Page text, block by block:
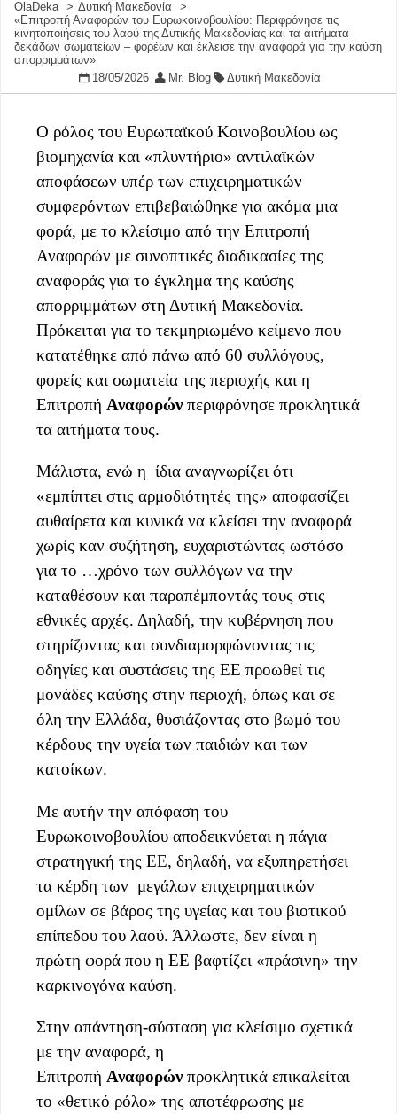
OlaDeka
Δυτική Μακεδονία
«Επιτροπή Αναφορών του Ευρωκοινοβουλίου: Περιφρόνησε τις
κινητοποιήσεις του λαού της Δυτικής Μακεδονίας και τα αιτήματα
δεκάδων σωματείων – φορέων και έκλεισε την αναφορά για την καύση
απορριμμάτων»
18/05/2026
Mr. Blog Δυτική Μακεδονία
Ο ρόλος του Ευρωπαϊκού Κοινοβουλίου ως
βιομηχανία και «πλυντήριο» αντιλαϊκών
αποφάσεων υπέρ των επιχειρηματικών
συμφερόντων επιβεβαιώθηκε για ακόμα μια
φορά, με το κλείσιμο από την Επιτροπή
Αναφορών με συνοπτικές διαδικασίες της
αναφοράς για το έγκλημα της καύσης
απορριμμάτων στη Δυτική Μακεδονία.
Πρόκειται για το τεκμηριωμένο κείμενο που
κατατέθηκε από πάνω από 60 συλλόγους,
φορείς και σωματεία της περιοχής και η
Επιτροπή Αναφορώνπεριφρόνησε προκλητικά
τα αιτήματα τους.
Μάλιστα, ενώ η ίδια αναγνωρίζει ότι
«εμπίπτει στις αρμοδιότητές της» αποφασίζει
αυθαίρετα και κυνικά να κλείσει την αναφορά
χωρίς καν συζήτηση, ευχαριστώντας ωστόσο
για το …χρόνο των συλλόγων να την
καταθέσουν και παραπέμποντάς τους στις
εθνικές αρχές. Δηλαδή, την κυβέρνηση που
στηρίζοντας και συνδιαμορφώνοντας τις
οδηγίες και συστάσεις της ΕΕ προωθεί τις
μονάδες καύσης στην περιοχή, όπως και σε
όλη την Ελλάδα, θυσιάζοντας στο βωμό του
κέρδους την υγεία των παιδιών και των
κατοίκων.
Με αυτήν την απόφαση του
Ευρωκοινοβουλίου αποδεικνύεται η πάγια
στρατηγική της ΕΕ, δηλαδή, να εξυπηρετήσει
τα κέρδη των μεγάλων επιχειρηματικών
ομίλων σε βάρος της υγείας και του βιοτικού
επίπεδου του λαού. Άλλωστε, δεν είναι η
πρώτη φορά που η ΕΕ βαφτίζει «πράσινη» την
καρκινογόνα καύση.
Στην απάντηση-σύσταση για κλείσιμο σχετικά
με την αναφορά, η
Επιτροπή Αναφορώνπροκλητικά επικαλείται
το «θετικό ρόλο» της αποτέφρωσης με